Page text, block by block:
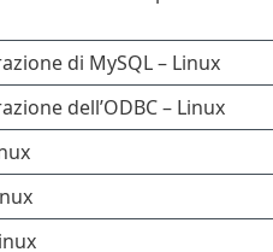
di MySQL – Linux
dell’ODBC – Linux